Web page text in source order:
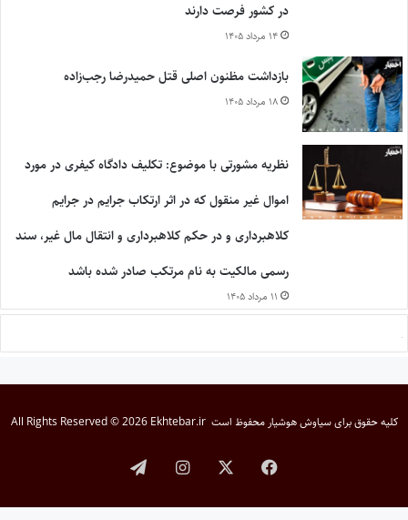
در کشور فرصت دارند
۱۴ مرداد ۱۴۰۵
بازداشت مظنون اصلی قتل حمیدرضا رجب‌زاده
۱۸ مرداد ۱۴۰۵
نظریه مشورتی با موضوع: تکلیف دادگاه کیفری در مورد
اموال غیر منقول که در اثر ارتکاب جرایم در جرایم
کلاهبرداری و در حکم کلاهبرداری و انتقال مال غیر، سند
رسمی مالکیت به نام مرتکب صادر شده باشد
۱۱ مرداد ۱۴۰۵
کلیه حقوق برایسیاوش هوشیار محفوظ است All Rights Reserved © 2026 Ekhtebar.ir